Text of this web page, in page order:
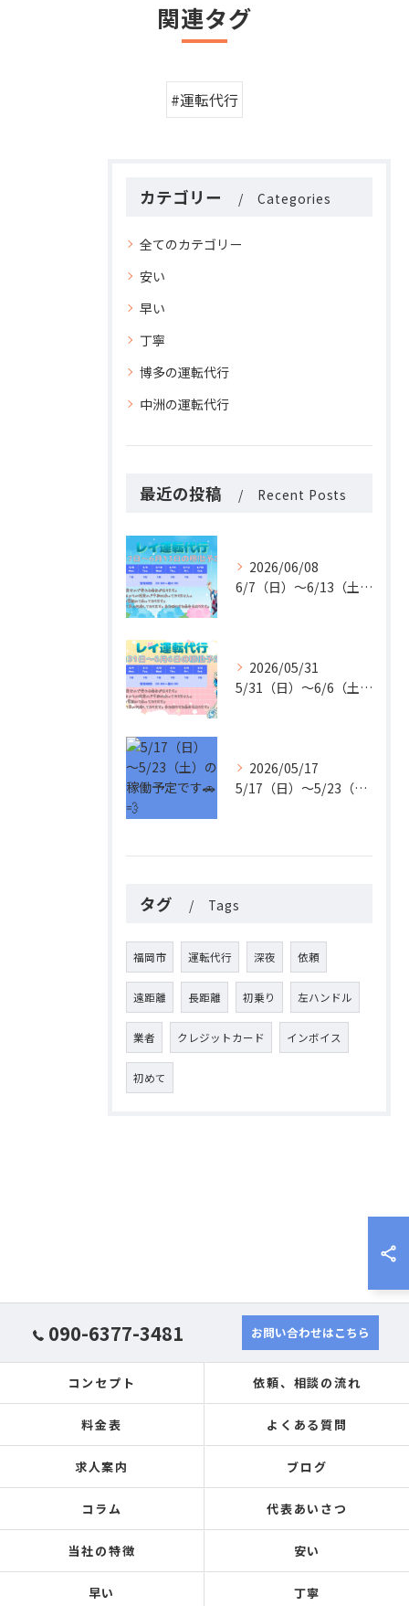
関連タグ
#運転代行
カテゴリー Categories
全てのカテゴリー
安い
早い
丁寧
博多の運転代行
中洲の運転代行
最近の投稿 Recent Posts
2026/06/08
6/7（日）〜6/13（土）の稼働予定です🚗✨
2026/05/31
5/31（日）〜6/6（土）の稼働予定です🚗✨
2026/05/17
5/17（日）〜5/23（土）の稼働予定です🚗💨
タグ Tags
福岡市 運転代行 深夜 依頼
遠距離 長距離 初乗り 左ハンドル
業者 クレジットカード インボイス
初めて
090-6377-3481 お問い合わせはこちら
コンセプト 依頼、相談の流れ
料金表 よくある質問
求人案内 ブログ
コラム 代表あいさつ
当社の特徴 安い
早い 丁寧